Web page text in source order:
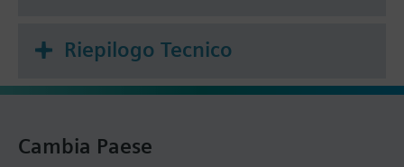
Riepilogo Tecnico
Cambia Paese